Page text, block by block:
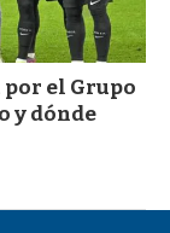
por el Grupo
y dónde